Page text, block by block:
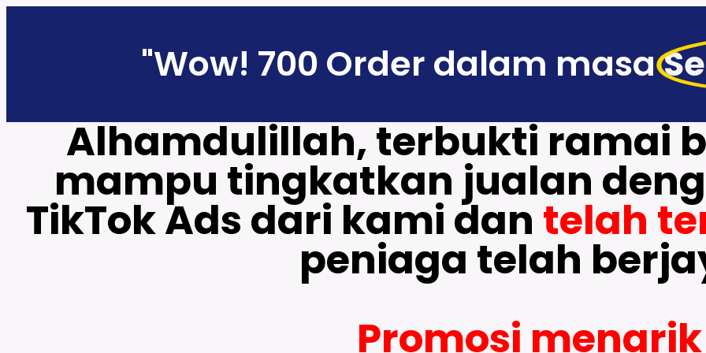
"Wow! 700 Order dalam masa
Alhamdulillah, terbukti ramai
mampu tingkatkan jualan
TikTok Ads dari kami dan telah
peniaga telah
Promosi menarik